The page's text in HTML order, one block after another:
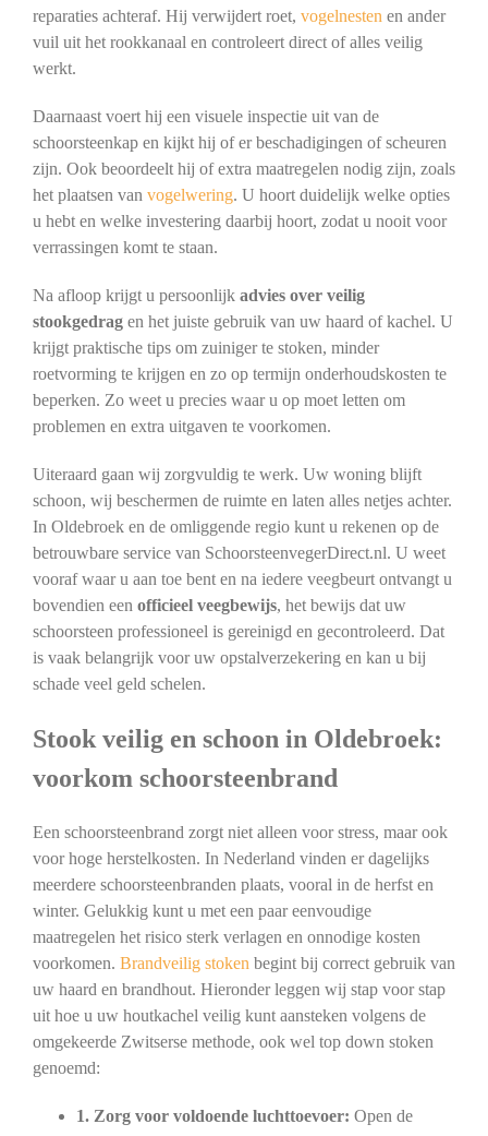
reparaties achteraf. Hij verwijdert roet, vogelnesten en ander
vuil uit het rookkanaal en controleert direct of alles veilig
werkt.
Daarnaast voert hij een visuele inspectie uit van de
schoorsteenkap en kijkt hij of er beschadigingen of scheuren
zijn. Ook beoordeelt hij of extra maatregelen nodig zijn, zoals
het plaatsen van vogelwering. U hoort duidelijk welke opties
u hebt en welke investering daarbij hoort, zodat u nooit voor
verrassingen komt te staan.
Na afloop krijgt u persoonlijk advies over veilig
stookgedragen het juiste gebruik van uw haard of kachel. U
krijgt praktische tips om zuiniger te stoken, minder
roetvorming te krijgen en zo op termijn onderhoudskosten te
beperken. Zo weet u precies waar u op moet letten om
problemen en extra uitgaven te voorkomen.
Uiteraard gaan wij zorgvuldig te werk. Uw woning blijft
schoon, wij beschermen de ruimte en laten alles netjes achter.
In Oldebroek en de omliggende regio kunt u rekenen op de
betrouwbare service van SchoorsteenvegerDirect.nl. U weet
vooraf waar u aan toe bent en na iedere veegbeurt ontvangt u
bovendien een officieel veegbewijs, het bewijs dat uw
schoorsteen professioneel is gereinigd en gecontroleerd. Dat
is vaak belangrijk voor uw opstalverzekering en kan u bij
schade veel geld schelen.
Stook veilig en schoon in Oldebroek:
voorkom schoorsteenbrand
Een schoorsteenbrand zorgt niet alleen voor stress, maar ook
voor hoge herstelkosten. In Nederland vinden er dagelijks
meerdere schoorsteenbranden plaats, vooral in de herfst en
winter. Gelukkig kunt u met een paar eenvoudige
maatregelen het risico sterk verlagen en onnodige kosten
voorkomen. Brandveilig stoken begint bij correct gebruik van
uw haard en brandhout. Hieronder leggen wij stap voor stap
uit hoe u uw houtkachel veilig kunt aansteken volgens de
omgekeerde Zwitserse methode, ook wel top down stoken
genoemd:
1. Zorg voor voldoende luchttoevoer: Open de